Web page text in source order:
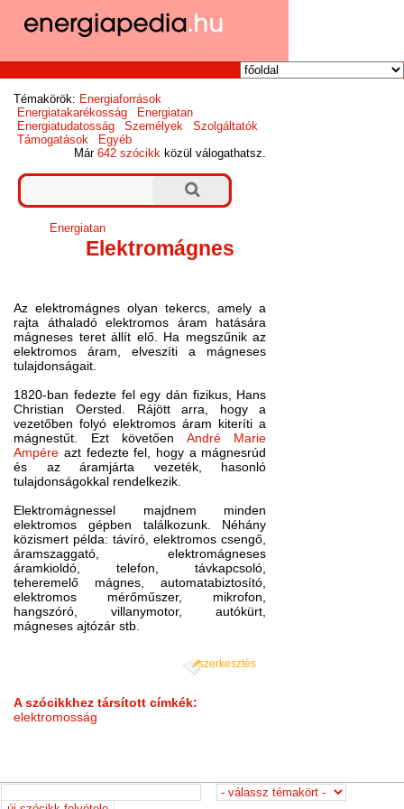
Témakörök: Energiaforrások
Energiatakarékosság
Energiatan
Energiatudatosság
Személyek
Szolgáltatók
Támogatások
Egyéb
Már642 szócikk közül válogathatsz.
Energiatan
Elektromágnes
Az elektromágnes olyan tekercs, amely a
rajta áthaladó elektromos áram hatására
mágneses teret állít elő. Ha megszűnik az
elektromos áram, elveszíti a mágneses
tulajdonságait.
1820-ban fedezte fel egy dán fizikus, Hans
Christian Oersted. Rájött arra, hogy a
vezetőben folyó elektromos áram kiteríti a
mágnestűt. Ezt követően André Marie
Ampére azt fedezte fel, hogy a mágnesrúd
és az áramjárta vezeték, hasonló
tulajdonságokkal rendelkezik.
Elektromágnessel majdnem minden
elektromos gépben találkozunk. Néhány
közismert példa: távíró, elektromos csengő,
áramszaggató, elektromágneses
áramkioldó, telefon, távkapcsoló,
teheremelő mágnes, automatabiztosító,
elektromos mérőműszer, mikrofon,
hangszóró, villanymotor, autókürt,
mágneses ajtózár stb.
szerkesztés
A szócikkhez társított címkék:
elektromosság